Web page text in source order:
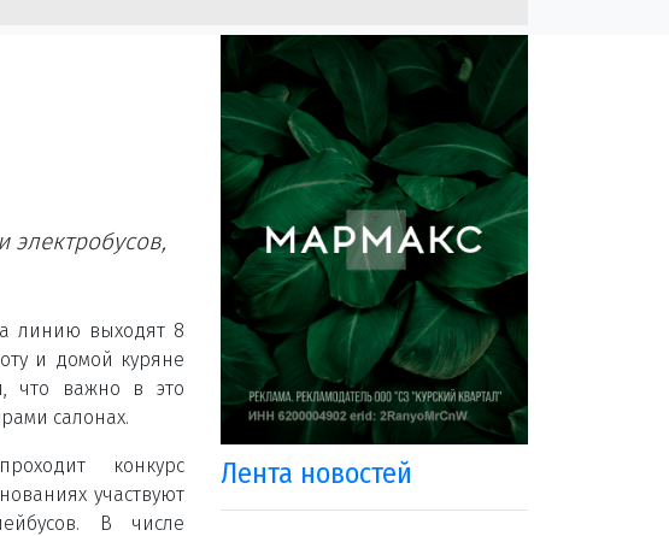
электробусов,
линию выходят 8
и домой куряне
что важно в это
салонах.
конкурс
участвуют
В числе
Лента новостей